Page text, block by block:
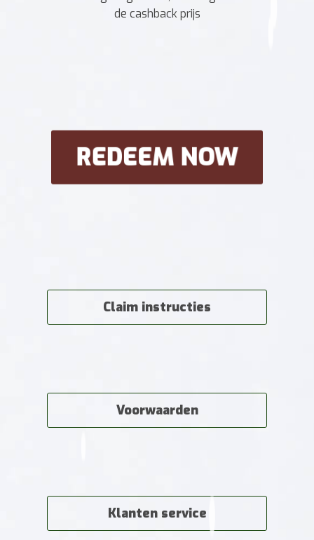
de cashback prijs
REDEEM NOW
Claim instructies
Voorwaarden
Klanten service